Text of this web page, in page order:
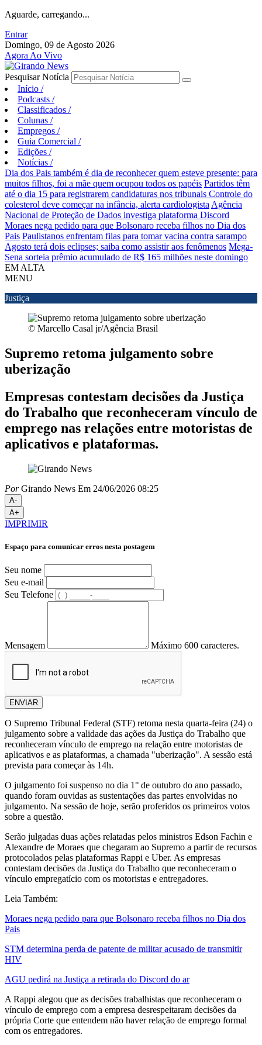
Aguarde, carregando...
Entrar
Domingo, 09 de Agosto 2026
Agora Ao Vivo
Pesquisar Notícia
Início /
Podcasts /
Classificados /
Colunas /
Empregos /
Guia Comercial /
Edições /
Notícias /
Dia dos Pais também é dia de reconhecer quem esteve presente: para
muitos filhos, foi a mãe quem ocupou todos os papéis Partidos têm
até o dia 15 para registrarem candidaturas nos tribunais Controle do
colesterol deve começar na infância, alerta cardiologista Agência
Nacional de Proteção de Dados investiga plataforma Discord
Moraes nega pedido para que Bolsonaro receba filhos no Dia dos
Pais Paulistanos enfrentam filas para tomar vacina contra sarampo
Agosto terá dois eclipses; saiba como assistir aos fenômenos Mega-
Sena sorteia prêmio acumulado de R$ 165 milhões neste domingo
EM ALTA
MENU
Justiça
© Marcello Casal jr/Agência Brasil
Supremo retoma julgamento sobre
uberização
Empresas contestam decisões da Justiça
do Trabalho que reconheceram vínculo de
emprego nas relações entre motoristas de
aplicativos e plataformas.
PorGirando News Em 24/06/2026 08:25
A-
A+
IMPRIMIR
Espaço para comunicar erros nesta postagem
Seu nome
Seu e-mail
Seu Telefone
Mensagem Máximo 600 caracteres.
ENVIAR
O Supremo Tribunal Federal (STF) retoma nesta quarta-feira (24) o
julgamento sobre a validade das ações da Justiça do Trabalho que
reconheceram vínculo de emprego na relação entre motoristas de
aplicativos e as plataformas, a chamada "uberização". A sessão está
prevista para começar às 14h.
O julgamento foi suspenso no dia 1° de outubro do ano passado,
quando foram ouvidas as sustentações das partes envolvidas no
julgamento. Na sessão de hoje, serão proferidos os primeiros votos
sobre a questão.
Serão julgadas duas ações relatadas pelos ministros Edson Fachin e
Alexandre de Moraes que chegaram ao Supremo a partir de recursos
protocolados pelas plataformas Rappi e Uber. As empresas
contestam decisões da Justiça do Trabalho que reconheceram o
vínculo empregatício com os motoristas e entregadores.
Leia Também:
Moraes nega pedido para que Bolsonaro receba filhos no Dia dos
Pais
STM determina perda de patente de militar acusado de transmitir
HIV
AGU pedirá na Justiça a retirada do Discord do ar
A Rappi alegou que as decisões trabalhistas que reconheceram o
vínculo de emprego com a empresa desrespeitaram decisões da
própria Corte que entendem não haver relação de emprego formal
com os entregadores.